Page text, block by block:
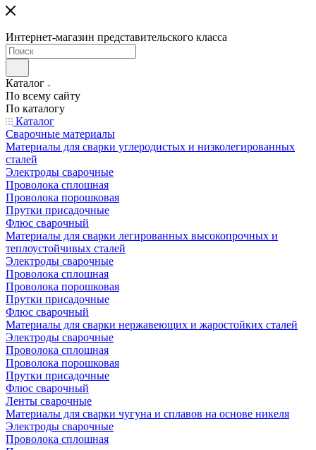
Интернет-магазин представительского класса
Каталог
По всему сайту
По каталогу
Каталог
Сварочные материалы
Материалы для сварки углеродистых и низколегированных
сталей
Электроды сварочные
Проволока сплошная
Проволока порошковая
Прутки присадочные
Флюс сварочный
Материалы для сварки легированных высокопрочных и
теплоустойчивых сталей
Электроды сварочные
Проволока сплошная
Проволока порошковая
Прутки присадочные
Флюс сварочный
Материалы для сварки нержавеющих и жаростойких сталей
Электроды сварочные
Проволока сплошная
Проволока порошковая
Прутки присадочные
Флюс сварочный
Ленты сварочные
Материалы для сварки чугуна и сплавов на основе никеля
Электроды сварочные
Проволока сплошная